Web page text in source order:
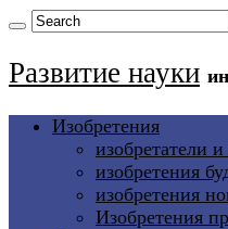
Развитие науки
Изобретения
изобретатели
изобретения
изобретения
Изобретения